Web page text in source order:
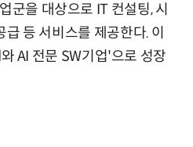
군을 대상으로 IT 컨설팅, 시
등 서비스를 제공한다. 이
AI 전문 SW기업'으로 성장